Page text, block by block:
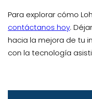
Para explorar cómo
contáctanos hoy.
hacia la mejora de tu
con la tecnología